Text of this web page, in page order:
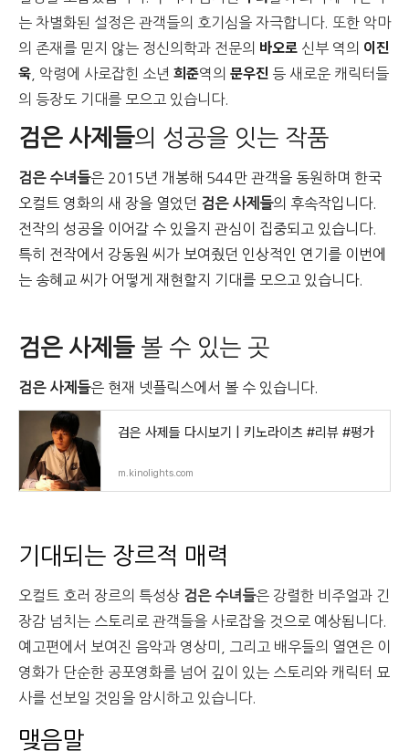
는 차별화된 설정은 관객들의 호기심을 자극합니다. 또한 악마
의 존재를 믿지 않는 정신의학과 전문의 바오로 신부 역의 이진
욱 , 악령에 사로잡힌 소년 희준역의 문우진 등 새로운 캐릭터들
의 등장도 기대를 모으고 있습니다.
검은 사제들의 성공을 잇는 작품
검은 수녀들은 2015년 개봉해 544만 관객을 동원하며 한국
오컬트 영화의 새 장을 열었던 검은 사제들의 후속작입니다.
전작의 성공을 이어갈 수 있을지 관심이 집중되고 있습니다.
특히 전작에서 강동원 씨가 보여줬던 인상적인 연기를 이번에
는 송혜교 씨가 어떻게 재현할지 기대를 모으고 있습니다.
검은 사제들볼 수 있는 곳
검은 사제들은 현재 넷플릭스에서 볼 수 있습니다.
검은 사제들 다시보기 | 키노라이츠 #리뷰 #평가
m.kinolights.com
기대되는 장르적 매력
오컬트 호러 장르의 특성상 검은 수녀들은 강렬한 비주얼과 긴
장감 넘치는 스토리로 관객들을 사로잡을 것으로 예상됩니다.
예고편에서 보여진 음악과 영상미, 그리고 배우들의 열연은 이
영화가 단순한 공포영화를 넘어 깊이 있는 스토리와 캐릭터 묘
사를 선보일 것임을 암시하고 있습니다.
맺음말